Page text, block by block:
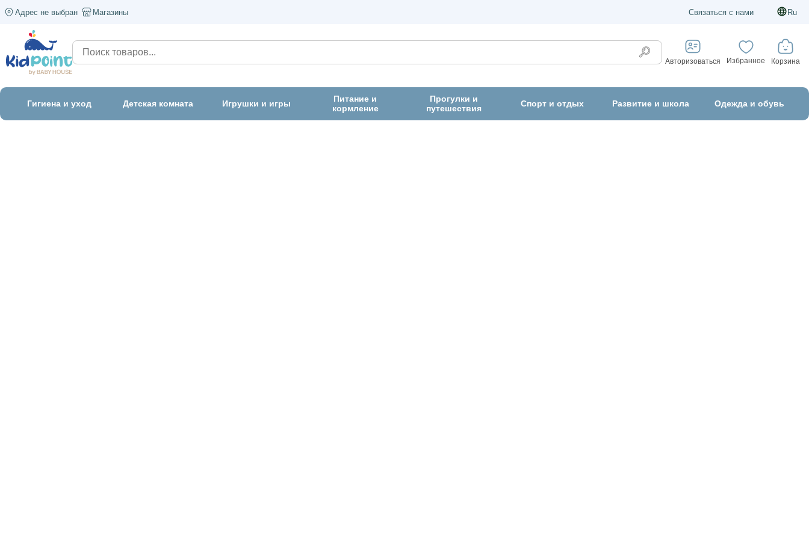
Адрес не выбран Магазины Связаться с нами Ru
Авторизоваться Избранное Корзина
Гигиена и уход Детская комната Игрушки и игры
Питание и
кормление
Прогулки и
путешествия
Спорт и отдых Развитие и школа Одежда и обувь